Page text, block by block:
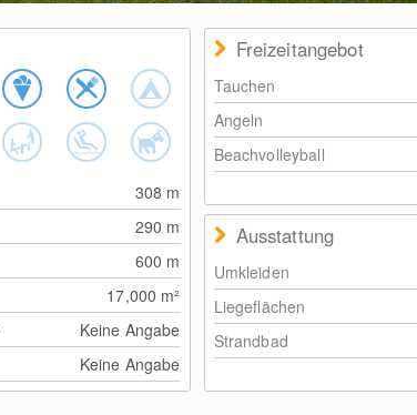
308 m
290 m
600 m
17,000 m²
Keine Angabe
Keine Angabe
Freizeitangebot
Tauchen
Angeln
Beachvolleyball
Ausstattung
Umkleiden
Liegeflächen
Strandbad